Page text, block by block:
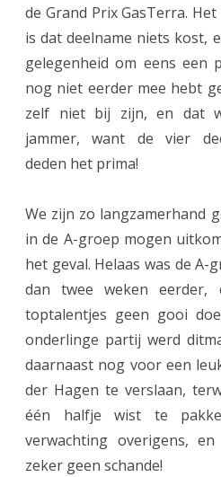
de Grand Prix GasTerra.
is dat deelname niets kost,
gelegenheid om eens een
nog niet eerder mee hebt
zelf niet bij zijn, en dat
jammer, want de vier
deden het prima!
We zijn zo langzamerhand
in de A-groep mogen
het geval. Helaas was de
dan twee weken eerder,
toptalentjes geen gooi
onderlinge partij werd
daarnaast nog voor een
der Hagen te verslaan,
één halfje wist te
verwachting overigens,
zeker geen schande!